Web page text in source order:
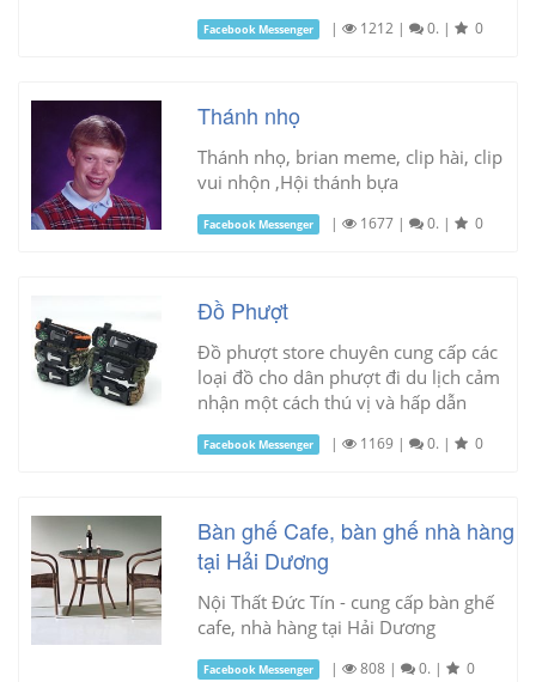
Facebook Messenger | 1212 | 0. | 0
Thánh nhọ
Thánh nhọ, brian meme, clip hài, clip
vui nhộn ,Hội thánh bựa
Facebook Messenger | 1677 | 0. | 0
Đồ Phượt
Đồ phượt store chuyên cung cấp các
loại đồ cho dân phượt đi du lịch cảm
nhận một cách thú vị và hấp dẫn
Facebook Messenger | 1169 | 0. | 0
Bàn ghế Cafe, bàn ghế nhà hàng
tại Hải Dương
Nội Thất Đức Tín - cung cấp bàn ghế
cafe, nhà hàng tại Hải Dương
Facebook Messenger | 808 | 0. | 0